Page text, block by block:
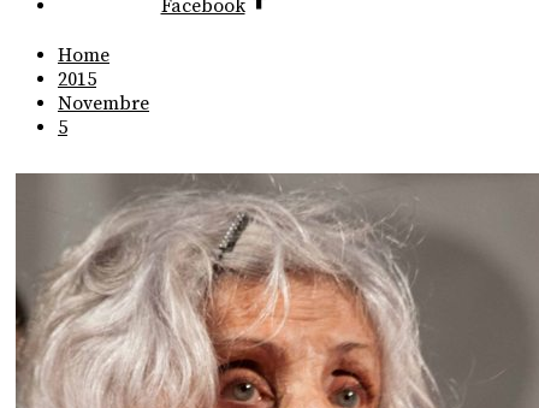
Facebook
Home
2015
Novembre
5